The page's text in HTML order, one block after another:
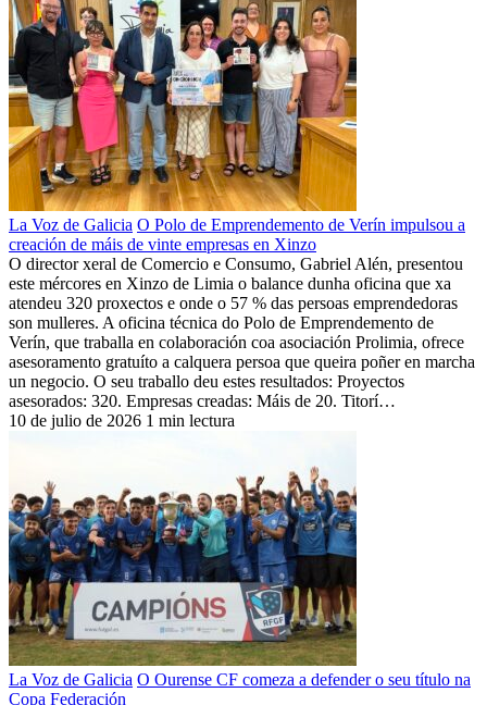
La Voz de Galicia O Polo de Emprendemento de Verín impulsou a
creación de máis de vinte empresas en Xinzo
O director xeral de Comercio e Consumo, Gabriel Alén, presentou
este mércores en Xinzo de Limia o balance dunha oficina que xa
atendeu 320 proxectos e onde o 57 % das persoas emprendedoras
son mulleres. A oficina técnica do Polo de Emprendemento de
Verín, que traballa en colaboración coa asociación Prolimia, ofrece
asesoramento gratuíto a calquera persoa que queira poñer en marcha
un negocio. O seu traballo deu estes resultados: Proyectos
asesorados: 320. Empresas creadas: Máis de 20. Titorí…
10 de julio de 2026 1 min lectura
La Voz de Galicia O Ourense CF comeza a defender o seu título na
Copa Federación